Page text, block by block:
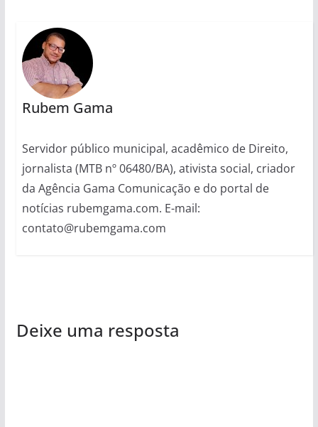
Rubem Gama
Servidor público municipal, acadêmico de Direito,
jornalista (MTB nº 06480/BA), ativista social, criador
da Agência Gama Comunicação e do portal de
notícias rubemgama.com. E-mail:
contato@rubemgama.com
Deixe uma resposta